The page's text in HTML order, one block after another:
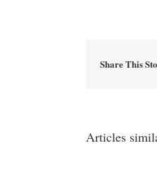
Share This
Articles